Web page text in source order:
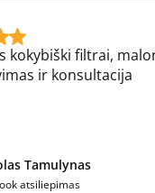
kokybiški filtrai,
ir konsultacija
Tamulynas
atsiliepimas